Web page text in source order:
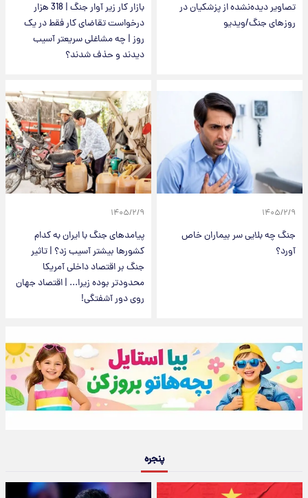
تصاویر دیده‌نشده از پزشکیان در
روزهای جنگ/ویدیو
بازار کار زیر آوار جنگ | 318 هزار
درخواست تقاضای کار فقط در یک
روز | چه مشاغلی سریعتر آسیب
دیدند و حذف شدند؟
۱۴۰۵/۲/۹
جنگ چه بلایی سر بیماران خاص
آورد؟
۱۴۰۵/۲/۹
پیامدهای جنگ با ایران به کدام
کشورها بیشتر آسیب زد؟ | تاثیر
جنگ بر اقتصاد داخلی آمریکا
محدودتر بوده زیرا... | اقتصاد جهان
روی دور آشفتگی!
پنجره